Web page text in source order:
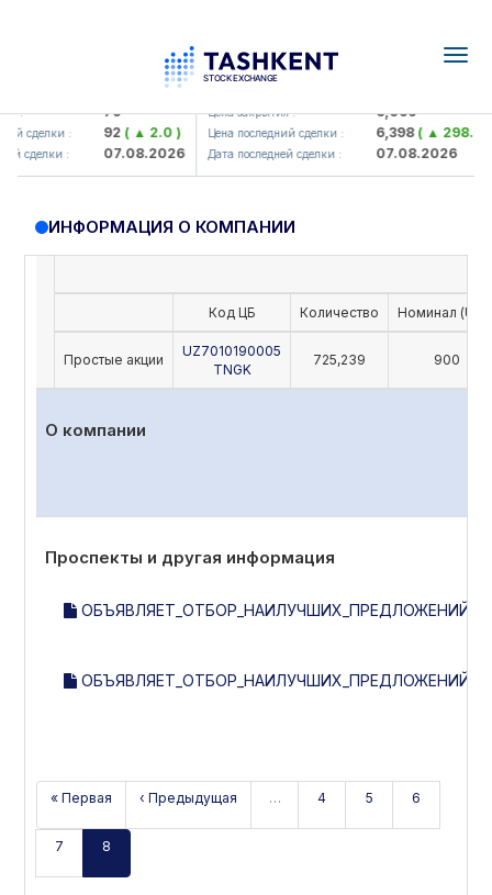
: 79
сделки : 92( ▲ 2.0 )
сделки : 07.08.2026
UZMK (<O'zmetkombinat> AJ)
Цена закрытия : 6,099
Цена последний сделки : 6,398( ▲ 298.04 )
Дата последней сделки : 07.08.2026
ИНФОРМАЦИЯ О КОМПАНИИ
Код ЦБ Количество Номинал
Простые акции
UZ7010190005
TNGK
725,239 900
О компании
Проспекты и другая информация
« Первая ‹ Предыдущая … 4 5 6
7 8